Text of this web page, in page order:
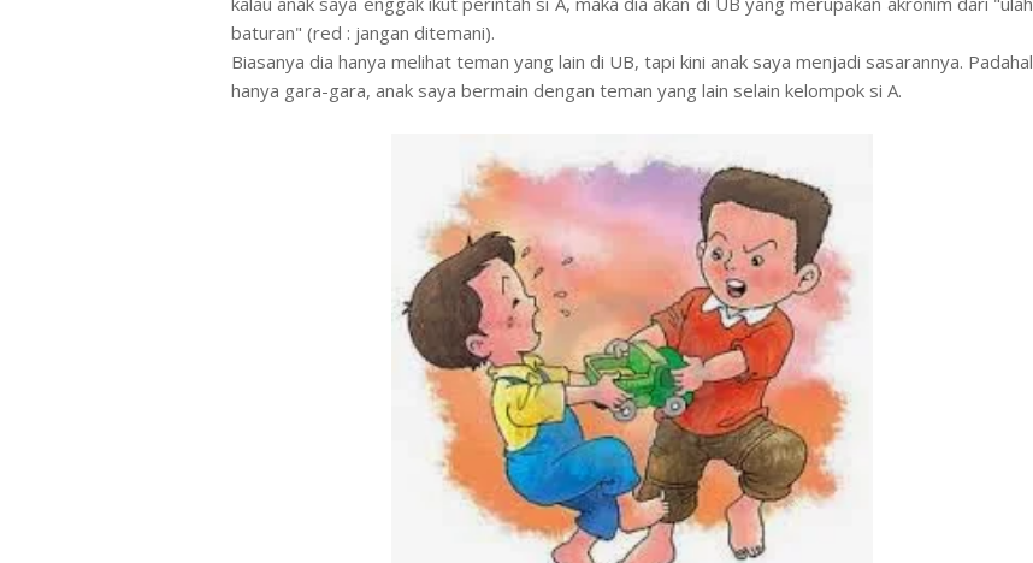
baturan" (red : jangan ditemani).
Biasanya dia hanya melihat teman yang lain di UB, tapi kini anak saya menjadi sasarannya. Padahal
hanya gara-gara, anak saya bermain dengan teman yang lain selain kelompok si A.